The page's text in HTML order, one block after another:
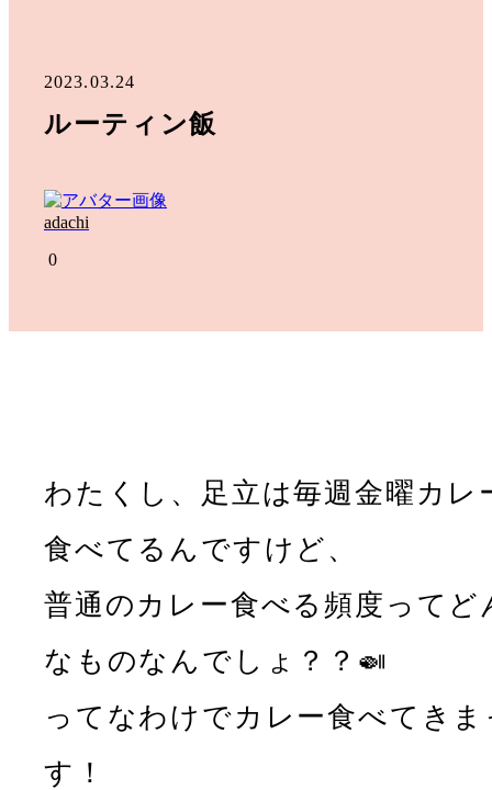
2023.03.24
ルーティン飯
adachi
0
わたくし、足立は毎週金曜カレ
食べてるんですけど、
普通のカレー食べる頻度ってど
なものなんでしょ？？🍛
ってなわけでカレー食べてきま
す！